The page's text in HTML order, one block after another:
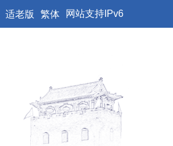
适老版 繁体 网站支持IPv6